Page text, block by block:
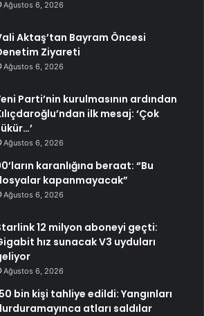
Ağustos 6, 2026
Aktaş’tan Bayram Öncesi
Ziyareti
Ağustos 6, 2026
Parti’nin kurulmasının ardından
ilk mesaj: ‘Çok
Ağustos 6, 2026
karanlığına beraat: “Bu
kapanmayacak”
Ağustos 6, 2026
12 milyon aboneyi geçti:
hız sunacak V3 uyduları
Ağustos 6, 2026
bin kişi tahliye edildi: Yangınları
atları saldılar